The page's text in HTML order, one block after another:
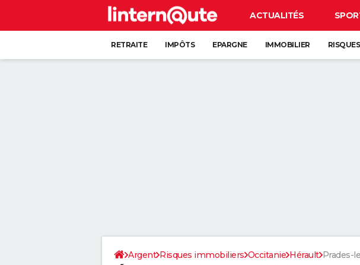
ACTUALITÉS
RETRAITE IMPÔTS EPARGNE IMMOBILIER
Argent Risques immobiliers Occitanie Hérault Prades-